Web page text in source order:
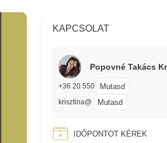
KAPCSOLAT
Popovné Takács
+36 20 550 Mutasd
krisztina@ Mutasd
IDŐPONTOT KÉREK